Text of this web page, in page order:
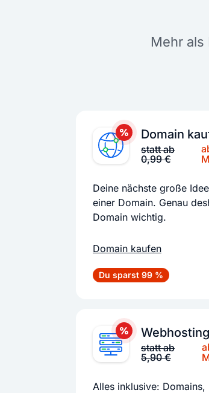
Mehr
Domain
statt ab
0,99 €
Deine nächste große
einer Domain. Genau
Domain wichtig.
Domain kaufen
Du sparst 99 %
Webhosting
statt ab
5,90 €
Alles inklusive: Domains,